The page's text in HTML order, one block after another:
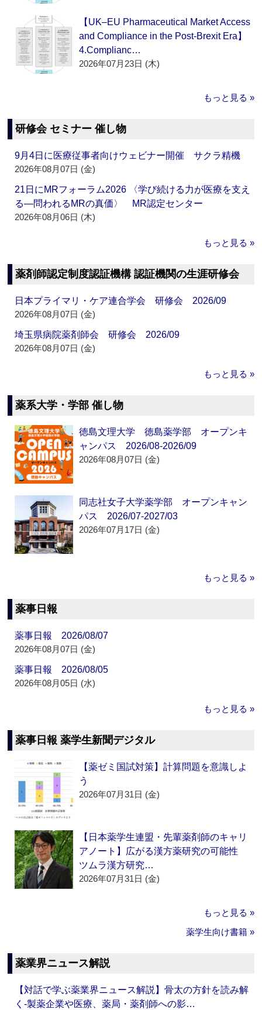
【UK–EU Pharmaceutical Market Access
and Compliance in the Post-Brexit Era】
4.Complianc…
2026年07月23日 (木)
もっと見る »
研修会 セミナー 催し物
9月4日に医療従事者向けウェビナー開催 サクラ精機
2026年08月07日 (金)
21日にMRフォーラム2026 〈学び続ける力が医療を支え
る―問われるMRの真価〉 MR認定センター
2026年08月06日 (木)
もっと見る »
薬剤師認定制度認証機構 認証機関の生涯研修会
日本プライマリ・ケア連合学会 研修会 2026/09
2026年08月07日 (金)
埼玉県病院薬剤師会 研修会 2026/09
2026年08月07日 (金)
もっと見る »
薬系大学・学部 催し物
徳島文理大学 徳島薬学部 オープンキ
ャンパス 2026/08-2026/09
2026年08月07日 (金)
同志社女子大学薬学部 オープンキャン
パス 2026/07-2027/03
2026年07月17日 (金)
もっと見る »
薬事日報
薬事日報 2026/08/07
2026年08月07日 (金)
薬事日報 2026/08/05
2026年08月05日 (水)
もっと見る »
薬事日報 薬学生新聞デジタル
【薬ゼミ国試対策】計算問題を意識しよ
う
2026年07月31日 (金)
【日本薬学生連盟・先輩薬剤師のキャリ
アノート】広がる漢方薬研究の可能性
ツムラ漢方研究…
2026年07月31日 (金)
もっと見る »
薬学生向け書籍 »
薬業界ニュース解説
【対話で学ぶ薬業界ニュース解説】骨太の方針を読み解
く‐製薬企業や医療、薬局・薬剤師への影…